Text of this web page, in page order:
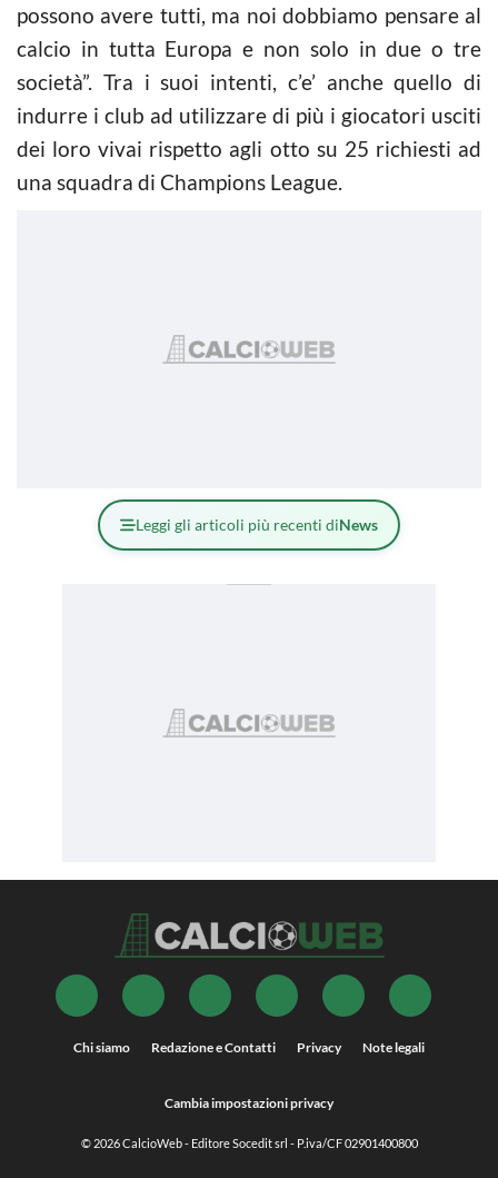
possono avere tutti, ma noi dobbiamo pensare al
calcio in tutta Europa e non solo in due o tre
società”. Tra i suoi intenti, c’e’ anche quello di
indurre i club ad utilizzare di più i giocatori usciti
dei loro vivai rispetto agli otto su 25 richiesti ad
una squadra di Champions League.
Leggi gli articoli più recenti diNews
Chi siamo Redazione e Contatti Privacy Note legali
Cambia impostazioni privacy
© 2026CalcioWeb- Editore Socedit srl - P.iva/CF 02901400800